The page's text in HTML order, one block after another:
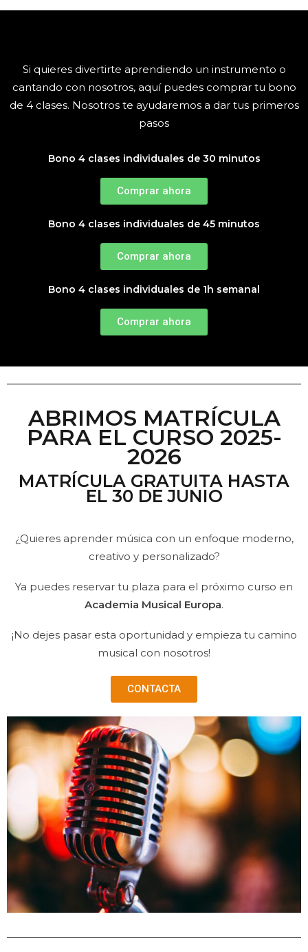
Si quieres divertirte aprendiendo un instrumento o
cantando con nosotros, aquí puedes comprar tu bono
de 4 clases. Nosotros te ayudaremos a dar tus primeros
pasos
Bono 4 clases individuales de 30 minutos
Comprar ahora
Bono 4 clases individuales de 45 minutos
Comprar ahora
Bono 4 clases individuales de 1h semanal
Comprar ahora
ABRIMOS MATRÍCULA
PARA EL CURSO 2025-
2026
MATRÍCULA GRATUITA HASTA
EL 30 DE JUNIO
¿Quieres aprender música con un enfoque moderno,
creativo y personalizado?
Ya puedes reservar tu plaza para el próximo curso en
Academia Musical Europa.
¡No dejes pasar esta oportunidad y empieza tu camino
musical con nosotros!
CONTACTA